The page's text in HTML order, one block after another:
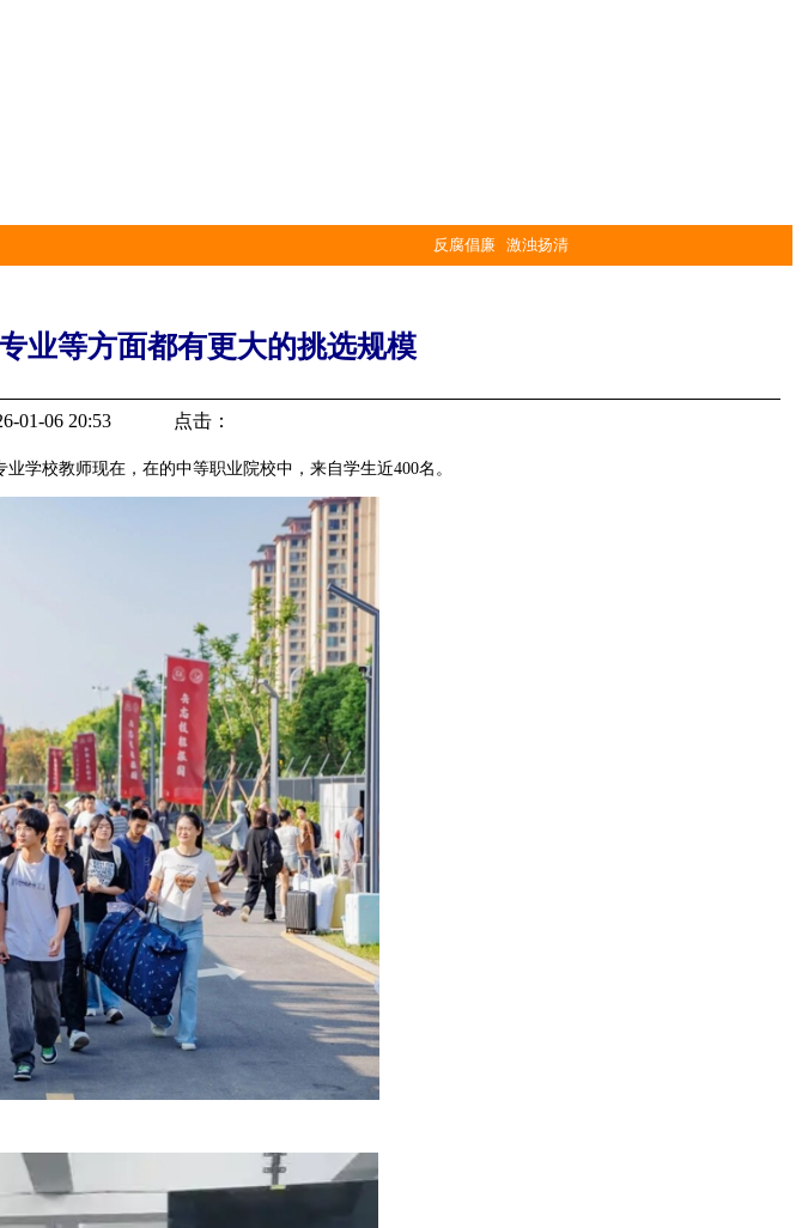
反腐倡廉 激浊扬清
业等方面都有更大的挑选规模
01-06 20:53 点击：
校教师现在，在的中等职业院校中，来自学生近400名。